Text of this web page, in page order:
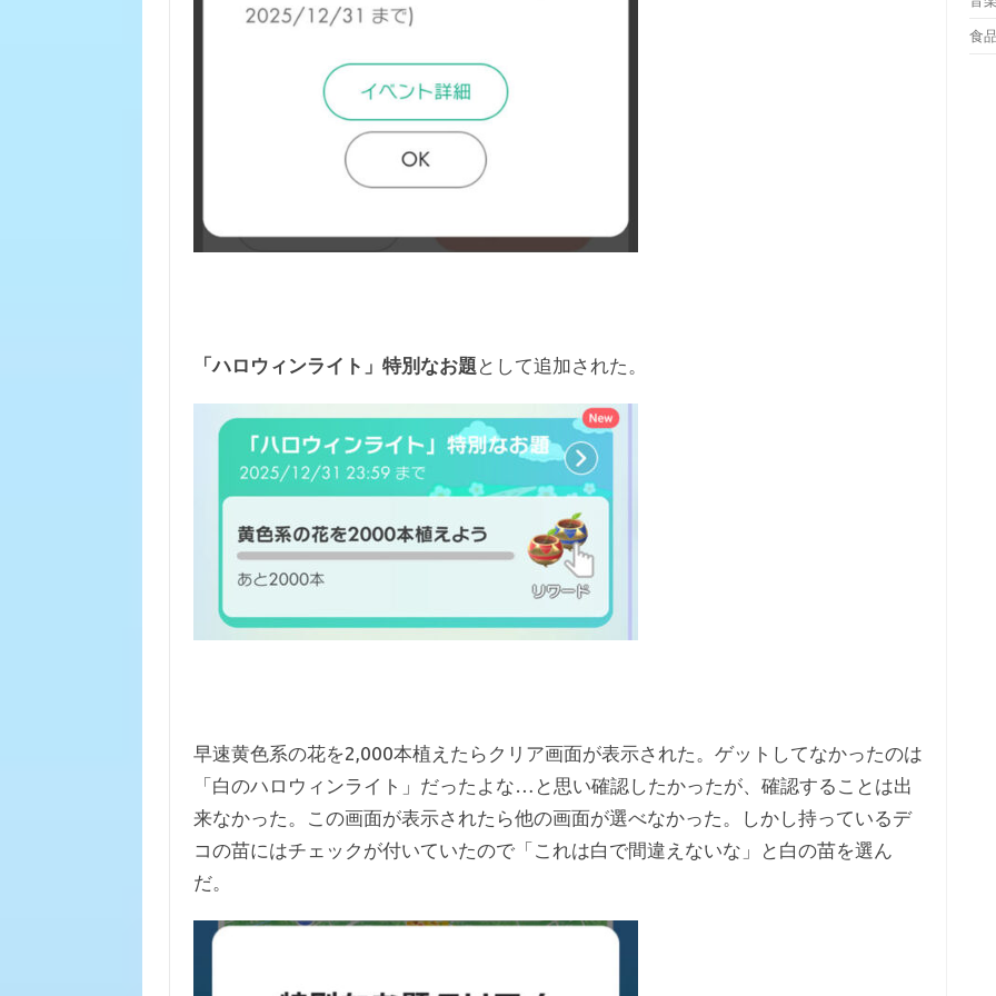
「ハロウィンライト」特別なお題 として追加された。
早速黄色系の花を2,000本植えたらクリア画面が表示された。ゲットしてなかったのは
「白のハロウィンライト」だったよな…と思い確認したかったが、確認することは出
来なかった。この画面が表示されたら他の画面が選べなかった。しかし持っているデ
コの苗にはチェックが付いていたので「これは白で間違えないな」と白の苗を選ん
だ。
食